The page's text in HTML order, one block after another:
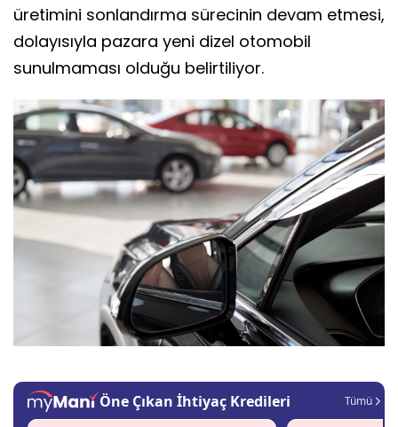
üretimini sonlandırma sürecinin devam etmesi,
dolayısıyla pazara yeni dizel otomobil
sunulmaması olduğu belirtiliyor.